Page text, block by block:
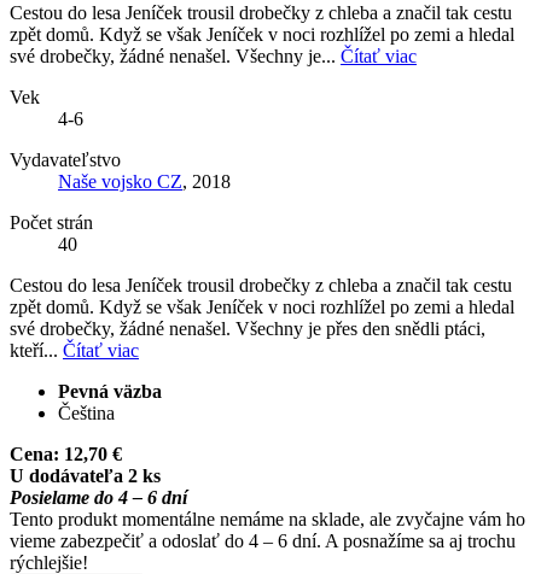
Cestou do lesa Jeníček trousil drobečky z chleba a značil tak cestu
zpět domů. Když se však Jeníček v noci rozhlížel po zemi a hledal
své drobečky, žádné nenašel. Všechny je... Čítať viac
Vek
4-6
Vydavateľstvo
Naše vojsko CZ, 2018
Počet strán
40
Cestou do lesa Jeníček trousil drobečky z chleba a značil tak cestu
zpět domů. Když se však Jeníček v noci rozhlížel po zemi a hledal
své drobečky, žádné nenašel. Všechny je přes den snědli ptáci,
kteří... Čítať viac
Pevná väzba
Čeština
Cena: 12,70 €
U dodávateľa 2 ks
Posielame do 4 – 6 dní
Tento produkt momentálne nemáme na sklade, ale zvyčajne vám ho
vieme zabezpečiť a odoslať do 4 – 6 dní. A posnažíme sa aj trochu
rýchlejšie!